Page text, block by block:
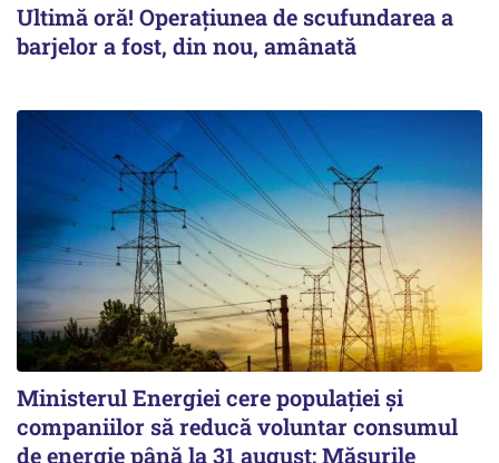
Ultimă oră! Operațiunea de scufundarea a
barjelor a fost, din nou, amânată
Ministerul Energiei cere populației și
companiilor să reducă voluntar consumul
de energie până la 31 august: Măsurile